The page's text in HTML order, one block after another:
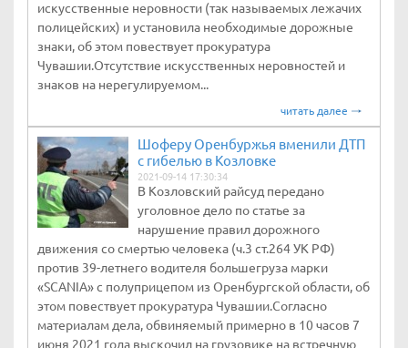
искусственные неровности (так называемых лежачих
полицейских) и установила необходимые дорожные
знаки, об этом повествует прокуратура
Чувашии.Отсутствие искусственных неровностей и
знаков на нерегулируемом...
читать далее
Шоферу Оренбуржья вменили ДТП
с гибелью в Козловке
2021-09-14 17:30:34
В Козловский райсуд передано
уголовное дело по статье за
нарушение правил дорожного
движения со смертью человека (ч.3 ст.264 УК РФ)
против 39-летнего водителя большегруза марки
«SCANIA» с полуприцепом из Оренбургской области, об
этом повествует прокуратура Чувашии.Согласно
материалам дела, обвиняемый примерно в 10 часов 7
июня 2021 года выскочил на грузовике на встречную